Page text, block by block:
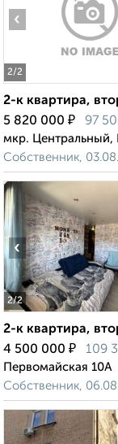
2/2
‹
2-к квартира,
5 820 000 ₽ 97
мкр. Центральный,
Собственник,
2/2
‹
2-к квартира,
4 500 000 ₽ 109
Первомайская 10А
Собственник,